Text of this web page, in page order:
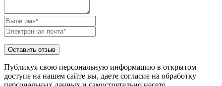
Публикуя свою персональную информацию в открытом
доступе на нашем сайте вы, даете согласие на обработку